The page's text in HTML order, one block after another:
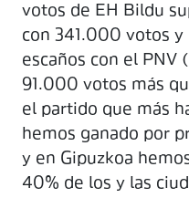
votos de EH Bildu
con 341.000 votos
escaños con el PNV
91.000 votos más
el partido que más
hemos ganado por
y en Gipuzkoa
40% de los y las